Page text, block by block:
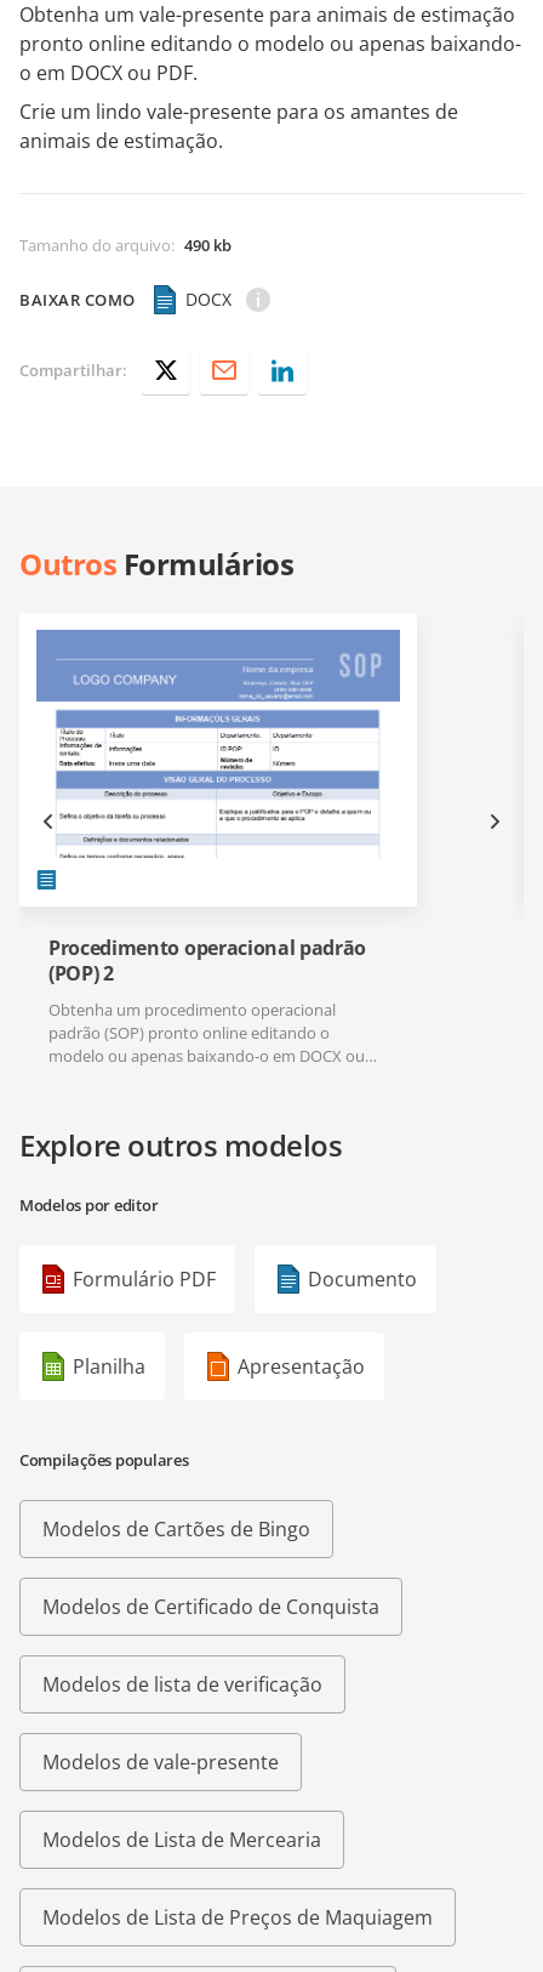
Obtenha um vale-presente para animais de estimação
pronto online editando o modelo ou apenas baixando-
o em DOCX ou PDF.
Crie um lindo vale-presente para os amantes de
animais de estimação.
Tamanho do arquivo: 490 kb
BAIXAR COMO DOCX
Compartilhar:
Outros Formulários
Procedimento operacional padrão
(POP) 2
Obtenha um procedimento operacional
padrão (SOP) pronto online editando o
modelo ou apenas baixando-o em DOCX ou
Explore outros modelos
Modelos por editor
Formulário PDF Documento
Planilha Apresentação
Compilações populares
Modelos de Cartões de Bingo
Modelos de Certificado de Conquista
Modelos de lista de verificação
Modelos de vale-presente
Modelos de Lista de Mercearia
Modelos de Lista de Preços de Maquiagem